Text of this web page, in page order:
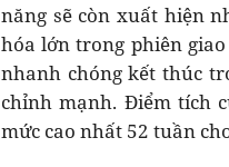
năng sẽ còn xuất hiện
hóa lớn trong phiên
nhanh chóng kết thúc
chỉnh mạnh. Điểm tích
mức cao nhất 52 tuần